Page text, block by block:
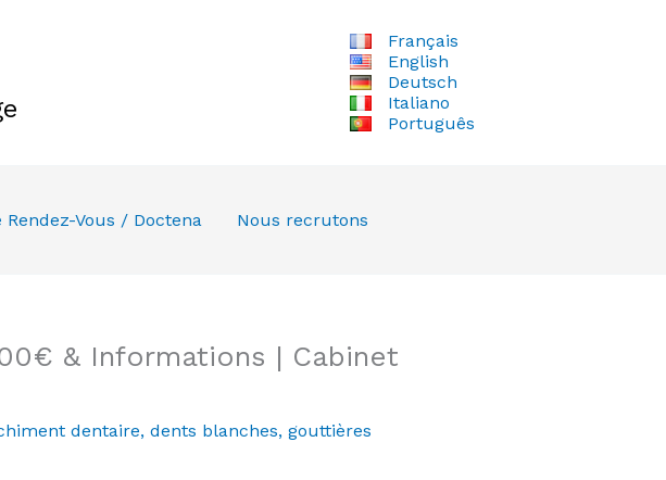
Français
English
Deutsch
Italiano
Português
Rendez-Vous / Doctena Nous recrutons
& Informations | Cabinet
dentaire, dents blanches, gouttières